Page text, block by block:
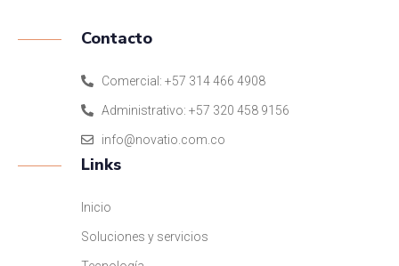
Contacto
Comercial: +57 314 466 4908
Administrativo: +57 320 458 9156
info@novatio.com.co
Links
Inicio
Soluciones y servicios